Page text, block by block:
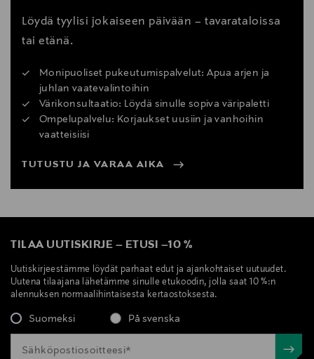
Löydä tyylisi jokaiseen päivään – tavarataloissa
tai etänä.
Monipuoliset pukeutumispalvelut: Apua arjen ja
juhlan vaatevalintoihin
Värikonsultaatio: Löydä sinulle sopiva väripaletti
Ompelupalvelu: Korjaukset uusiin ja vanhoihin
vaatteisiisi
TUTUSTU JA VARAA AIKA
TILAA UUTISKIRJE – ETUSI –10 %
Uutiskirjeestämme löydät parhaat edut ja ajankohtaiset uutuudet.
Uutena tilaajana lähetämme sinulle etukoodin, jolla saat 10 %:n
alennuksen normaalihintaisesta kertaostoksesta.
Suomeksi På svenska